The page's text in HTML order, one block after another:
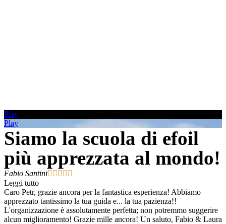
Play
Play
Siamo la scuola di efoil
più apprezzata al mondo!
Fabio Santini    
Leggi tutto
Caro Petr, grazie ancora per la fantastica esperienza! Abbiamo
apprezzato tantissimo la tua guida e... la tua pazienza!!
L'organizzazione è assolutamente perfetta; non potremmo suggerire
alcun miglioramento! Grazie mille ancora! Un saluto, Fabio & Laura